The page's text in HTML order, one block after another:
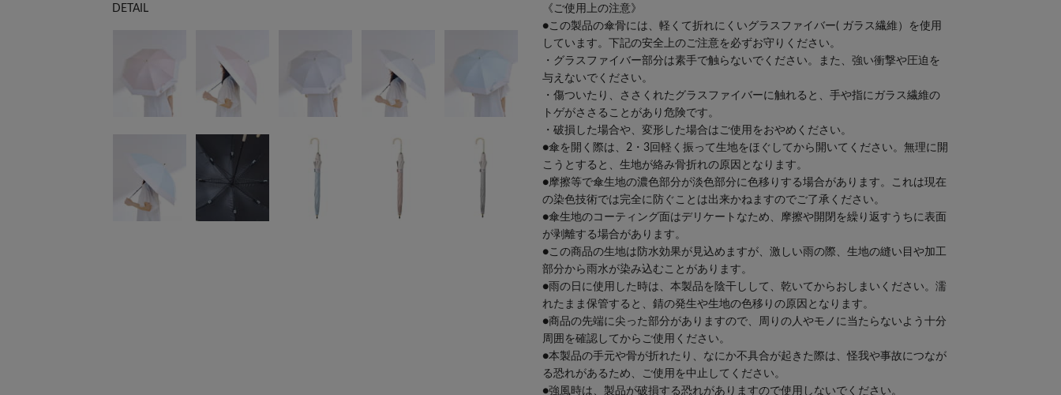
DETAIL
《ご使用上の注意》
●この製品の傘骨には、軽くて折れにくいグラスファイバー( ガラス繊維）を使用
しています。下記の安全上のご注意を必ずお守りください。
・グラスファイバー部分は素手で触らないでください。また、強い衝撃や圧迫を
与えないでください。
・傷ついたり、ささくれたグラスファイバーに触れると、手や指にガラス繊維の
トゲがささることがあり危険です。
・破損した場合や、変形した場合はご使用をおやめください。
●傘を開く際は、2・3回軽く振って生地をほぐしてから開いてください。無理に開
こうとすると、生地が絡み骨折れの原因となります。
●摩擦等で傘生地の濃色部分が淡色部分に色移りする場合があります。これは現在
の染色技術では完全に防ぐことは出来かねますのでご了承ください。
●傘生地のコーティング面はデリケートなため、摩擦や開閉を繰り返すうちに表面
が剥離する場合があります。
●この商品の生地は防水効果が見込めますが、激しい雨の際、生地の縫い目や加工
部分から雨水が染み込むことがあります。
●雨の日に使用した時は、本製品を陰干しして、乾いてからおしまいください。濡
れたまま保管すると、錆の発生や生地の色移りの原因となります。
●商品の先端に尖った部分がありますので、周りの人やモノに当たらないよう十分
周囲を確認してからご使用ください。
●本製品の手元や骨が折れたり、なにか不具合が起きた際は、怪我や事故につなが
る恐れがあるため、ご使用を中止してください。
●強風時は、製品が破損する恐れがありますので使用しないでください。